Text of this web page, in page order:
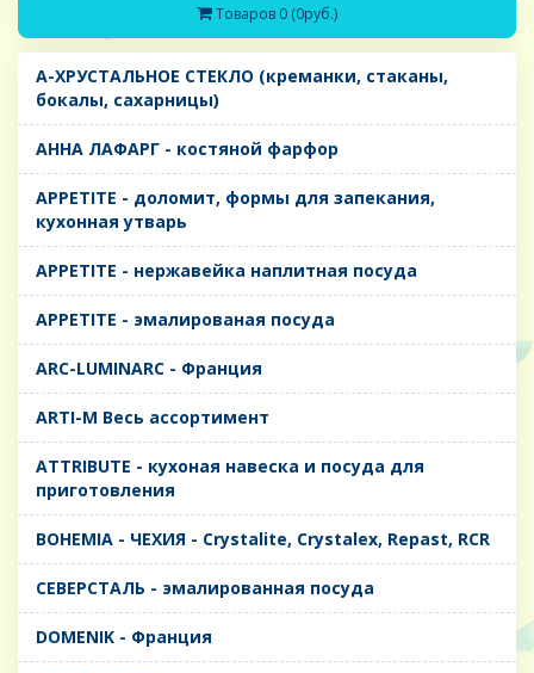
Товаров 0 (0руб.)
A-ХРУСТАЛЬНОЕ СТЕКЛО (креманки, стаканы,
бокалы, сахарницы)
AHHA ЛАФАРГ - костяной фарфор
APPETITE - доломит, формы для запекания,
кухонная утварь
APPETITE - нержавейка наплитная посуда
APPETITE - эмалированая посуда
ARC-LUMINARC - Франция
ARTI-M Весь ассортимент
ATTRIBUTE - кухоная навеска и посуда для
приготовления
BOHEMIA - ЧЕХИЯ - Crystalite, Crystalex, Repast, RCR
CЕВЕРСТАЛЬ - эмалированная посуда
DOMENIK - Франция